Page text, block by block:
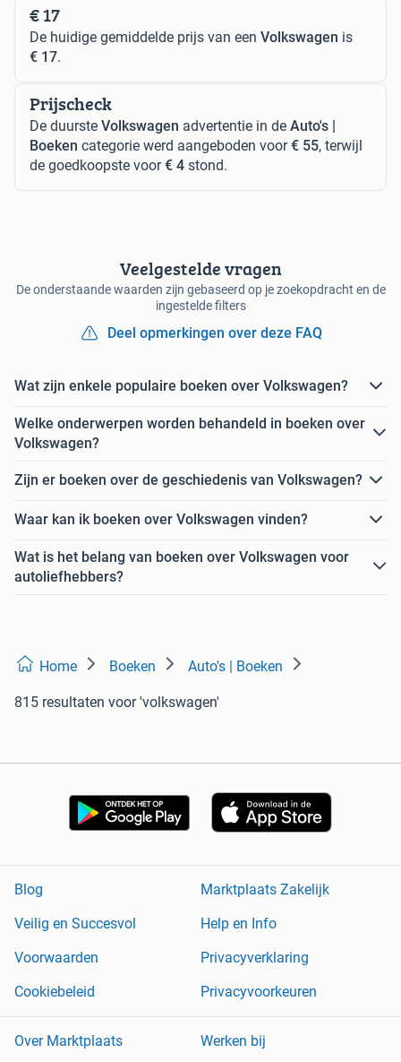
€ 17
De huidige gemiddelde prijs van een Volkswagen is
€ 17.
Prijscheck
De duurste Volkswagen advertentie in de Auto's |
Boeken categorie werd aangeboden voor€ 55, terwijl
de goedkoopste voor€ 4 stond.
Veelgestelde vragen
De onderstaande waarden zijn gebaseerd op je zoekopdracht en de
ingestelde filters
Deel opmerkingen over deze FAQ
Wat zijn enkele populaire boeken over Volkswagen?
Welke onderwerpen worden behandeld in boeken over
Volkswagen?
Zijn er boeken over de geschiedenis van Volkswagen?
Waar kan ik boeken over Volkswagen vinden?
Wat is het belang van boeken over Volkswagen voor
autoliefhebbers?
Home Boeken Auto's | Boeken
815 resultaten voor 'volkswagen'
Blog
Marktplaats Zakelijk
Veilig en Succesvol
Help en Info
Voorwaarden
Privacyverklaring
Cookiebeleid
Privacyvoorkeuren
Over Marktplaats Werken bij